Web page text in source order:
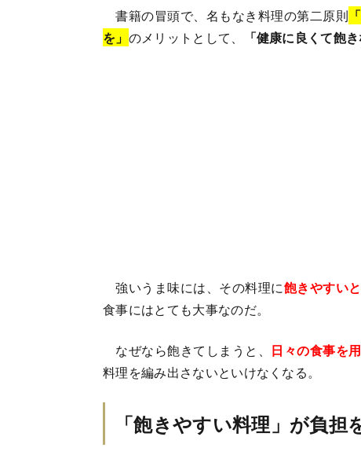
書籍の冒頭で、名もなき料理の第二原則
を」 のメリットとして、 「健康に良くて飽き
強いうま味には、その料理に飽きやすい
食事にはとても大事なのだ。
なぜなら飽きてしまうと、 日々の食事を
料理を編み出さないといけなくなる。
「飽きやすい料理」が負担